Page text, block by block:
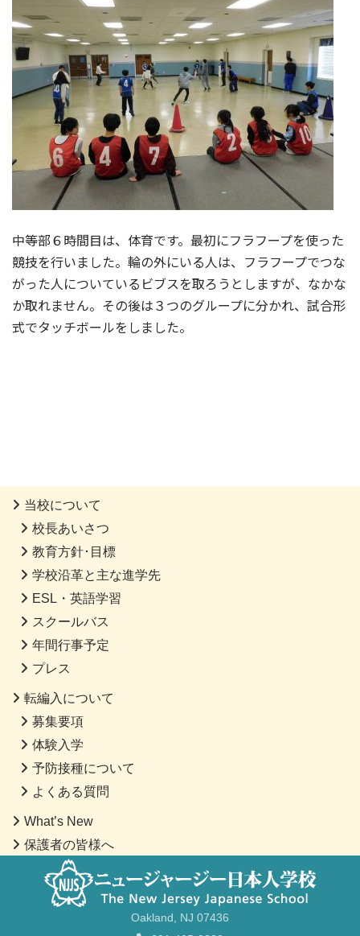
中等部６時間目は、体育です。最初にフラフープを使った
競技を行いました。輪の外にいる人は、フラフープでつな
がった人についているビブスを取ろうとしますが、なかな
か取れません。その後は３つのグループに分かれ、試合形
式でタッチボールをしました。
当校について
校長あいさつ
教育方針･目標
学校沿革と主な進学先
ESL・英語学習
スクールバス
年間行事予定
プレス
転編入について
募集要項
体験入学
予防接種について
よくある質問
What’s New
保護者の皆様へ
Oakland, NJ 07436